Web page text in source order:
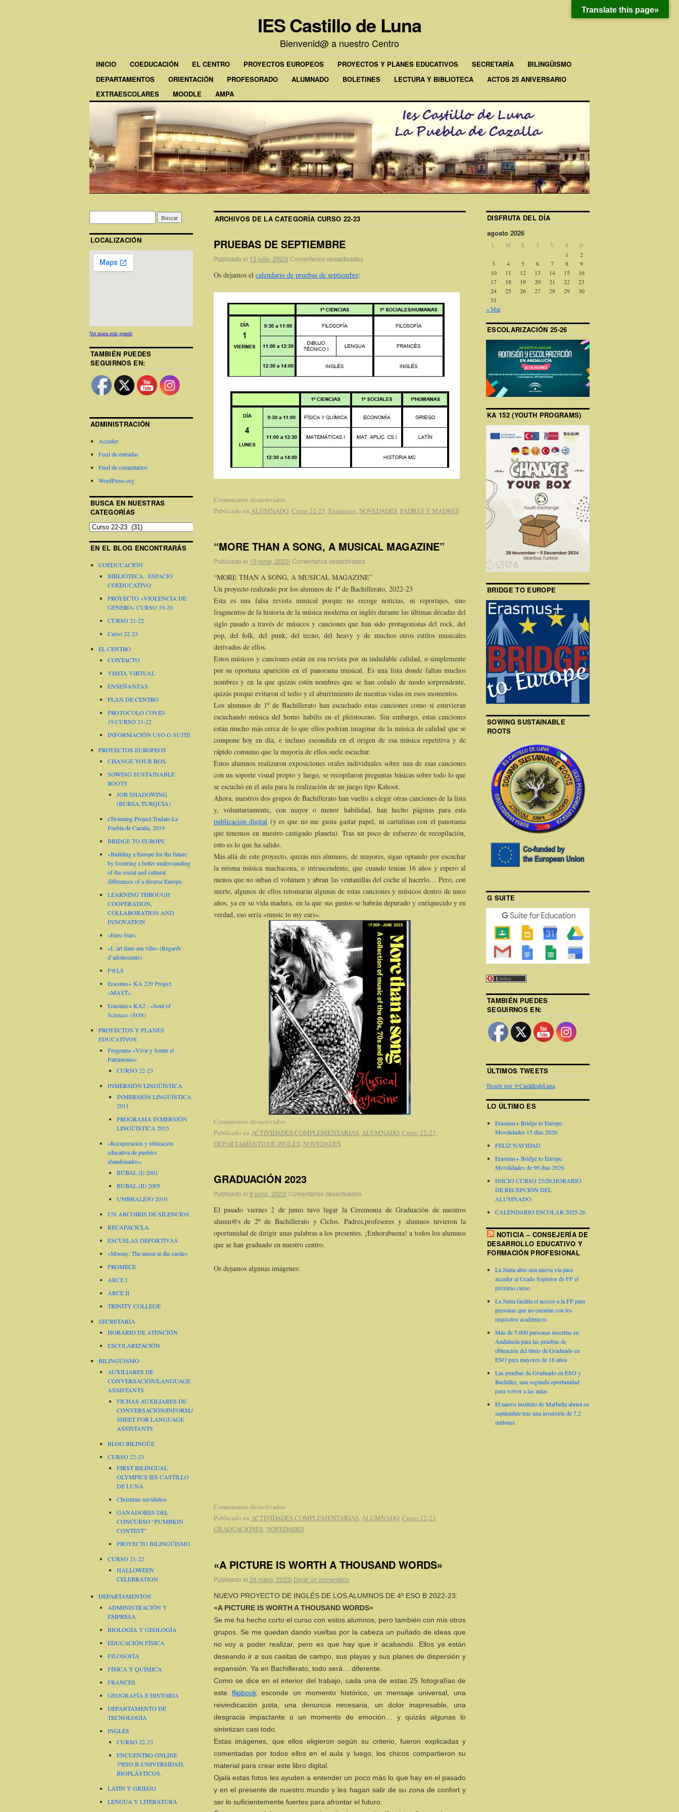
IES Castillo de Luna
Bienvenid@ a nuestro Centro
INICIO COEDUCACIÓN EL CENTRO PROYECTOS EUROPEOS PROYECTOS Y PLANES EDUCATIVOS SECRETARÍA
BILINGÜISMO
DEPARTAMENTOS
ORIENTACIÓN PROFESORADO ALUMNADO BOLETINES LECTURA Y BIBLIOTECA
ACTOS 25 ANIVERSARIO
EXTRAESCOLARES
MOODLE AMPA
ARCHIVOS DE LA CATEGORÍA CURSO 22-23
PRUEBAS DE SEPTIEMBRE
Publicado el 13 julio, 2023| Comentarios desactivados
Os dejamos el calendario de pruebas de septiembre:
Comentarios desactivados
Publicado en ALUMNADO,Curso 22-23,Exámenes,NOVEDADES, PADRES Y MADRES
“MORE THAN A SONG, A MUSICAL MAGAZINE”
Publicado el 19 junio, 2023| Comentarios desactivados
“MORE THAN A SONG, A MUSICAL MAGAZINE”
Un proyecto realizado por los alumnos de 1º de Bachillerato, 2022-23
Esta es una falsa revista musical porque no recoge noticias, ni reportajes, sino
fragmentos de la historia de la música moderna en inglés durante las últimas décadas del
siglo pasado a través de músicos y canciones que han sido protagonistas del rock, del
pop, del folk, del punk, del tecno, del heavy y de muchos otros estilos musicales
derivados de ellos.
Estos músicos y canciones están en esa revista por su indudable calidad, o simplemente
por su oportuna aparición en el panorama musical. Es una lista donde faltan muchos
nombres y en la que quizás estén nombres que se han colado de modo sorprendente,
quizás porque evitaron el tedio y el aburrimiento de nuestras vidas en esos momentos.
Los alumnos de 1º de Bachillerato han escuchado estas canciones como si estuvieran
escuchando música del homo habilis en el pleistoceno. Sin embargo, estas canciones
están mucho más cerca de lo que ellos podrían imaginar de la música de calidad que se
compone hoy en día, e incluso escondida en el origen de esa música repetitiva y de
rápido consumo que la mayoría de ellos suele escuchar.
Estos alumnos realizaron exposiciones orales individuales sobre una de esas canciones
con un soporte visual propio y luego, se recopilaron preguntas básicas sobre todo lo que
se escuchó en el aula para la realización de un juego tipo Kahoot.
Ahora, nuestros dos grupos de Bachillerato han vuelto a elegir otras canciones de la lista
y, voluntariamente, con mayor o menor habilidad, han hecho páginas para esta
publicación digital (y es que no me gusta gastar papel, ni cartulinas con el panorama
que tenemos en nuestro castigado planeta). Tras un poco de esfuerzo de recopilación,
esto es lo que ha salido.
Más allá de este proyecto, quizás mis alumnos, de mayores, sigan optando por escuchar
la misma música machacona, o intrascendente, que cuando tenían 16 años y espero al
menos que no suban el volumen y abran las ventanillas del coche al hacerlo… Pero, con
suerte, algunos de ellos retomarán algunas de estas canciones y músicos dentro de unos
años, ya en su vida madura, en la que sus gustos se habrán depurado y enriquecido y en
verdad, eso sería «music to my ears».
Comentarios desactivados
Publicado en ACTIVIDADES COMPLEMENTARIAS,ALUMNADO,Curso 22-23,
DEPARTAMENTO DE INGLÉS,NOVEDADES
GRADUACIÓN 2023
Publicado el 9 junio, 2023| Comentarios desactivados
El pasado viernes 2 de junio tuvo lugar la Ceremonia de Graduación de nuestros
alumn@s de 2º de Bachillerato y Ciclos. Padres,profesores y alumnos tuvieron la
oportunidad de dirigir unas palabras a los presentes. ¡Enhorabuena! a todos los alumnos
que se han graduado en nuestro centro.
Os dejamos algunas imágenes:
Comentarios desactivados
Publicado en ACTIVIDADES COMPLEMENTARIAS,ALUMNADO,Curso 22-23,
GRADUACIONES,NOVEDADES
«A PICTURE IS WORTH A THOUSAND WORDS»
Publicado el 26 mayo, 2023| Dejar un comentario
NUEVO PROYECTO DE INGLÉS DE LOS ALUMNOS DE 4º ESO B 2022-23:
«A PICTURE IS WORTH A THOUSAND WORDS»
Se me ha hecho corto el curso con estos alumnos, pero también con mis otros
grupos. Se me quedan dando vueltas por la cabeza un puñado de ideas que
no voy a poder realizar, pero es que hay que ir acabando. Ellos ya están
deseando ir a sus casitas de campo, sus playas y sus planes de dispersión y
expansión. Ya en Bachillerato, todo será… diferente.
Como se dice en el interior del trabajo, cada una de estas 25 fotografías de
este flipbookesconde un momento histórico, un mensaje universal, una
reivindicación justa, una denuncia necesaria, un dolor inapresable, una
desgracia impactante o un momento de emoción… y quizás algunas lo
sintetizan casi todo.
Estas imágenes, que ellos eligieron según su criterio, fueron explicadas y
comentadas por todos ellos en el aula y luego, los chicos compartieron su
material para crear este libro digital.
Ojalá estas fotos les ayuden a entender un poco más lo que hay en el pasado
y en el presente de nuestro mundo y les hagan salir de su zona de confort y
ser lo suficientemente fuertes para afrontar el futuro.
LOCALIZACIÓN
Ver mapa más grande
TAMBIÉN PUEDES
SEGUIRNOS EN:
ADMINISTRACIÓN
Acceder
Feed de entradas
Feed de comentarios
WordPress.org
BUSCA EN NUESTRAS
CATEGORÍAS
EN EL BLOG ENCONTRARÁS
COEDUCACIÓN
BIBLIOTECA : ESPACIO
COEDUCATIVO
PROYECTO «VIOLENCIA DE
GÉNERO» CURSO 19-20
CURSO 21-22
Curso 22-23
EL CENTRO
CONTACTO
VISITA VIRTUAL
ENSEÑANZAS
PLAN DE CENTRO
PROTOCOLO COVID-
19.CURSO 21-22
INFORMACIÓN USO G-SUITE
PROYECTOS EUROPEOS
CHANGE YOUR BOX
SOWING SUSTAINABLE
ROOTS
JOB SHADOWING
(BURSA,TURQUÍA)
eTwinning Project.Tradate-La
Puebla de Cazalla, 2019
BRIDGE TO EUROPE
«Building a Europe for the future
by fostering a better understanding
of the social and cultural
differences of a diverse Europe.
LEARNING THROUGH
COOPERATION,
COLLABORATION AND
INNOVATION
«Euro Star»
«L´art dans ma ville» (Regards
d’adolescents)
P@LS
Erasmus+ KA 229 Project
«MAST».
Erasmus+ KA2 : «Soul of
Science» (SOS)
PROYECTOS Y PLANES
EDUCATIVOS
Programa «Vivir y Sentir el
Patrimonio»
CURSO 22-23
INMERSIÓN LINGÜÍSTICA
INMERSIÓN LINGÜÍSTICA
2011
PROGRAMA INMERSIÓN
LINGÜÍSTICA 2015
«Recuperación y utilización
educativa de pueblos
abandonados»
BÚBAL (I) 2001
BÚBAL (II) 2005
UMBRALEJO 2010
UN ARCOIRIS DE SILENCIOS
RECAPACICLA
ESCUELAS DEPORTIVAS
«Moony: The moon in the castle»
PROMECE
ARCE I
ARCE II
TRINITY COLLEGE
SECRETARÍA
HORARIO DE ATENCIÓN
ESCOLARIZACIÓN
BILINGÜISMO
AUXILIARES DE
CONVERSACIÓN/LANGUAGE
ASSISTANTS
FICHAS AUXILIARES DE
CONVERSACIÓN/INFORMATION
SHEET FOR LANGUAGE
ASSISTANTS
BLOG BILINGÜE
CURSO 22-23
FIRST BILINGUAL
OLYMPICS IES CASTILLO
DE LUNA
Christmas navideños
GANADORES DEL
CONCURSO “PUMBKIN
CONTEST”
PROYECTO BILINGÜISMO
CURSO 21-22
HALLOWEEN
CELEBRATION
DEPARTAMENTOS
ADMINISTRACIÓN Y
EMPRESA
BIOLOGÍA Y GEOLOGÍA
EDUCACIÓN FÍSICA
FILOSOFÍA
FÍSICA Y QUÍMICA
FRANCÉS
GEOGRAFÍA E HISTORIA
DEPARTAMENTO DE
TECNOLOGÍA
INGLÉS
CURSO 22-23
ENCUENTRO ONLINE
3ºESO B-UNIVERSIDAD,
BIOPLÁSTICOS.
LATÍN Y GRIEGO
LENGUA Y LITERATURA
DISFRUTA DEL DÍA
agosto 2026
L M X J V S D
1
2
3
4 5 6 7 8
9
10
11 12 13 14 15
16
17
18 19 20 21 22
23
24
25 26 27 28 29
30
31
« Mar
ESCOLARIZACIÓN 25-26
KA 152 (YOUTH PROGRAMS)
BRIDGE TO EUROPE
SOWING SUSTAINABLE
ROOTS
G SUITE
TAMBIÉN PUEDES
SEGUIRNOS EN:
ÚLTIMOS TWEETS
Tweets por @CastillodeLuna
LO ÚLTIMO ES
Erasmus+ Bridge to Europe.
Movilidades 15 días 2026.
FELIZ NAVIDAD
Erasmus+ Bridge to Europe.
Movilidades de 90 días 2026
INICIO CURSO 25/26.HORARIO
DE RECEPCIÓN DEL
ALUMNADO.
CALENDARIO ESCOLAR 2025-26
NOTICIA – CONSEJERÍA DE
DESARROLLO EDUCATIVO Y
FORMACIÓN PROFESIONAL
La Junta abre una nueva vía para
acceder al Grado Superior de FP el
próximo curso
La Junta facilita el acceso a la FP para
personas que no cuentan con los
requisitos académicos
Más de 5.600 personas inscritas en
Andalucía para las pruebas de
obtención del título de Graduado en
ESO para mayores de 18 años
Las pruebas de Graduado en ESO y
Bachiller, una segunda oportunidad
para volver a las aulas
El nuevo instituto de Marbella abrirá en
septiembre tras una inversión de 7,2
millones
Translate this page»